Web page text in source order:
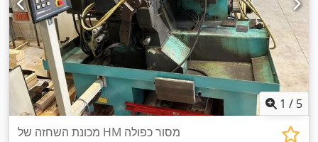
1 / 5
מכונת השחזה של HM מסור כפולה